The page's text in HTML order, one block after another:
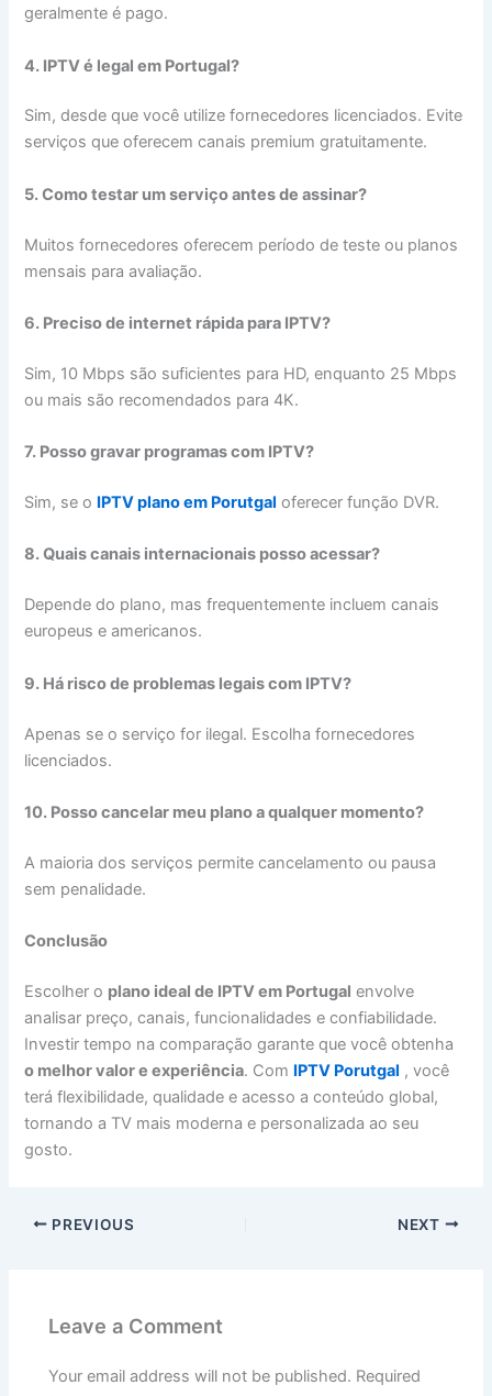
geralmente é pago.
4. IPTV é legal em Portugal?
Sim, desde que você utilize fornecedores licenciados. Evite
serviços que oferecem canais premium gratuitamente.
5. Como testar um serviço antes de assinar?
Muitos fornecedores oferecem período de teste ou planos
mensais para avaliação.
6. Preciso de internet rápida para IPTV?
Sim, 10 Mbps são suficientes para HD, enquanto 25 Mbps
ou mais são recomendados para 4K.
7. Posso gravar programas com IPTV?
Sim, se o IPTV plano em Porutgal oferecer função DVR.
8. Quais canais internacionais posso acessar?
Depende do plano, mas frequentemente incluem canais
europeus e americanos.
9. Há risco de problemas legais com IPTV?
Apenas se o serviço for ilegal. Escolha fornecedores
licenciados.
10. Posso cancelar meu plano a qualquer momento?
A maioria dos serviços permite cancelamento ou pausa
sem penalidade.
Conclusão
Escolher o plano ideal de IPTV em Portugal envolve
analisar preço, canais, funcionalidades e confiabilidade.
Investir tempo na comparação garante que você obtenha
o melhor valor e experiência. Com IPTV Porutgal , você
terá flexibilidade, qualidade e acesso a conteúdo global,
tornando a TV mais moderna e personalizada ao seu
gosto.
PREVIOUS NEXT
Leave a Comment
Your email address will not be published. Required